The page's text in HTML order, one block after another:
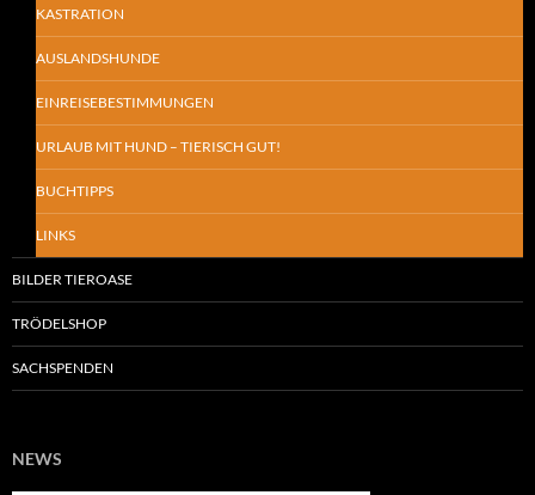
KASTRATION
AUSLANDSHUNDE
EINREISEBESTIMMUNGEN
URLAUB MIT HUND – TIERISCH GUT!
BUCHTIPPS
LINKS
BILDER TIEROASE
TRÖDELSHOP
SACHSPENDEN
NEWS